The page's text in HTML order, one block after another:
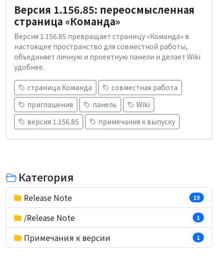
Версия 1.156.85: переосмысленная
страница «Команда»
Версия 1.156.85 превращает страницу «Команда» в
настоящее пространство для совместной работы,
объединяет личную и проектную панели и делает Wiki
удобнее.
страница Команда
совместная работа
приглашения
панель
Wiki
версия 1.156.85
примечания к выпуску
Категория
Release Note 19
/Release Note 1
Примечания к версии 1